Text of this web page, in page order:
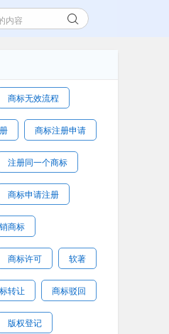
商标无效流程
商标注册申请
注册同一个商标
商标申请注册
商标
商标许可 软著
转让 商标驳回
版权登记